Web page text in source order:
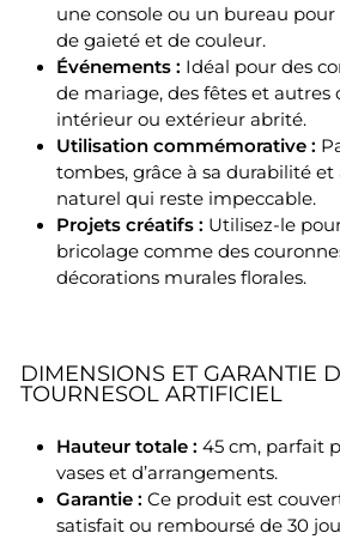
une console ou un bureau
de gaieté et de couleur.
Événements : Idéal pour des
de mariage, des fêtes et autres
intérieur ou extérieur abrité.
Utilisation commémorative :
tombes, grâce à sa durabilité et
naturel qui reste impeccable.
Projets créatifs : Utilisez-le
bricolage comme des
décorations murales florales.
DIMENSIONS ET GARANTIE
TOURNESOL ARTIFICIEL
Hauteur totale : 45 cm, parfait
vases et d’arrangements.
Garantie : Ce produit est
satisfait ou remboursé de 30